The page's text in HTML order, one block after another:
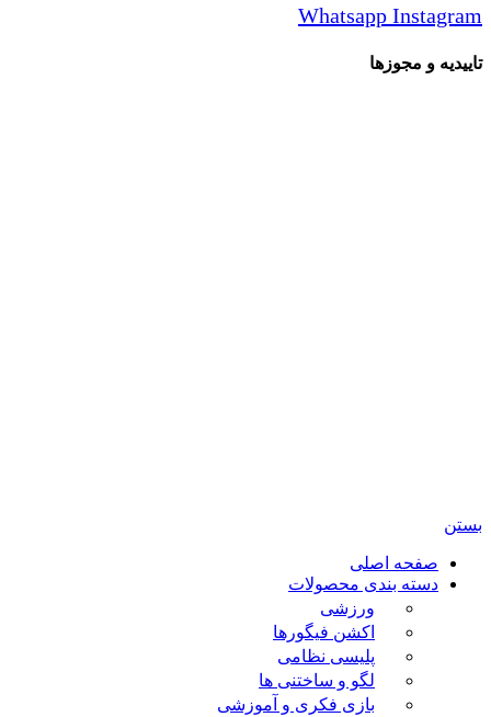
Whatsapp Instagram
تاییدیه و مجوزها
بستن
صفحه اصلی
دسته بندی محصولات
ورزشی
اکشن فیگورها
پلیسی نظامی
لگو و ساختنی ها
بازی فکری و آموزشی